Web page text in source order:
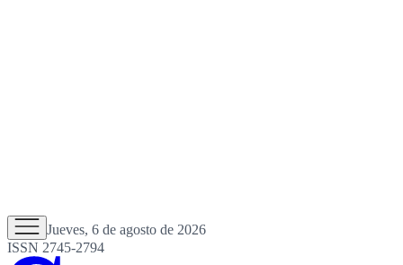
Jueves, 6 de agosto de 2026
ISSN 2745-2794